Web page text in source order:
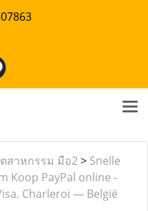
สาหกรรม มือ2> Snelle
Koop PayPal online -
Charleroi — België